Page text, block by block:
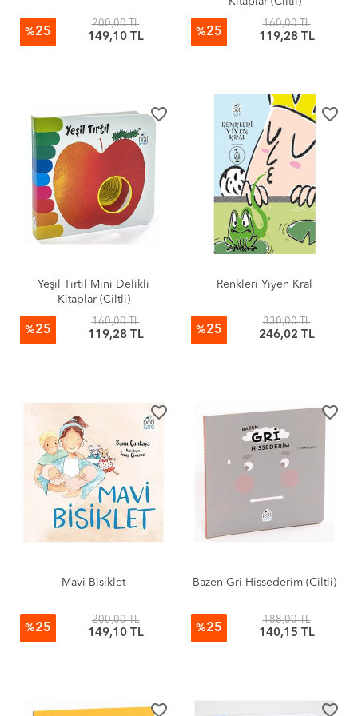
%25
200,00 TL
149,10 TL %25
160,00 TL
119,28 TL
favorite_border
Yeşil Tırtıl Mini Delikli
Kitaplar (Ciltli)
%25
160,00 TL
119,28 TL
favorite_border
Renkleri Yiyen Kral
%25
330,00 TL
246,02 TL
favorite_border
Mavi Bisiklet
%25
200,00 TL
149,10 TL
favorite_border
Bazen Gri Hissederim (Ciltli)
%25
188,00 TL
140,15 TL
favorite_border favorite_border